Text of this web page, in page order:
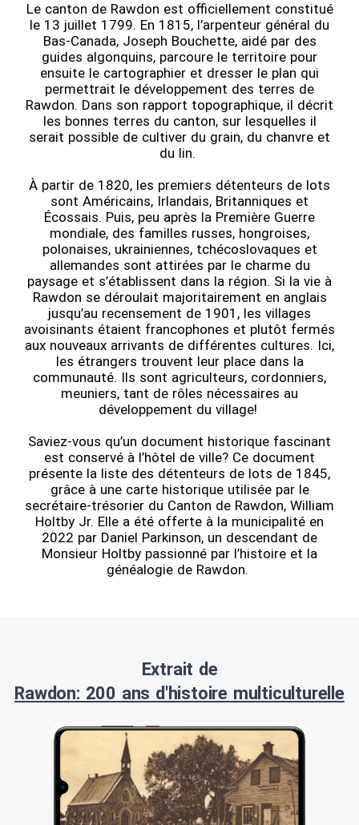
Le canton de Rawdon est officiellement constitué
le 13 juillet 1799. En 1815, l’arpenteur général du
Bas-Canada, Joseph Bouchette, aidé par des
guides algonquins, parcoure le territoire pour
ensuite le cartographier et dresser le plan qui
permettrait le développement des terres de
Rawdon. Dans son rapport topographique, il décrit
les bonnes terres du canton, sur lesquelles il
serait possible de cultiver du grain, du chanvre et
du lin.
À partir de 1820, les premiers détenteurs de lots
sont Américains, Irlandais, Britanniques et
Écossais. Puis, peu après la Première Guerre
mondiale, des familles russes, hongroises,
polonaises, ukrainiennes, tchécoslovaques et
allemandes sont attirées par le charme du
paysage et s’établissent dans la région. Si la vie à
Rawdon se déroulait majoritairement en anglais
jusqu’au recensement de 1901, les villages
avoisinants étaient francophones et plutôt fermés
aux nouveaux arrivants de différentes cultures. Ici,
les étrangers trouvent leur place dans la
communauté. Ils sont agriculteurs, cordonniers,
meuniers, tant de rôles nécessaires au
développement du village!
Saviez-vous qu’un document historique fascinant
est conservé à l’hôtel de ville? Ce document
présente la liste des détenteurs de lots de 1845,
grâce à une carte historique utilisée par le
secrétaire-trésorier du Canton de Rawdon, William
Holtby Jr. Elle a été offerte à la municipalité en
2022 par Daniel Parkinson, un descendant de
Monsieur Holtby passionné par l’histoire et la
généalogie de Rawdon.
Extrait de
Rawdon: 200 ans d'histoire multiculturelle